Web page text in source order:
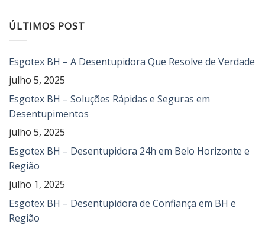
ÚLTIMOS POST
Esgotex BH – A Desentupidora Que Resolve de Verdade
julho 5, 2025
Esgotex BH – Soluções Rápidas e Seguras em
Desentupimentos
julho 5, 2025
Esgotex BH – Desentupidora 24h em Belo Horizonte e
Região
julho 1, 2025
Esgotex BH – Desentupidora de Confiança em BH e
Região